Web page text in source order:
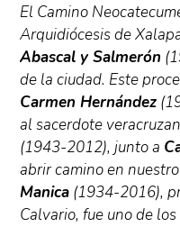
El Camino
Arquidiócesis de
Abascal y Salmerón
de la ciudad. Este
Carmen Hernández
al sacerdote
(1943-2012), junto a
abrir camino en
Manica (1934-2016),
Calvario, fue uno de